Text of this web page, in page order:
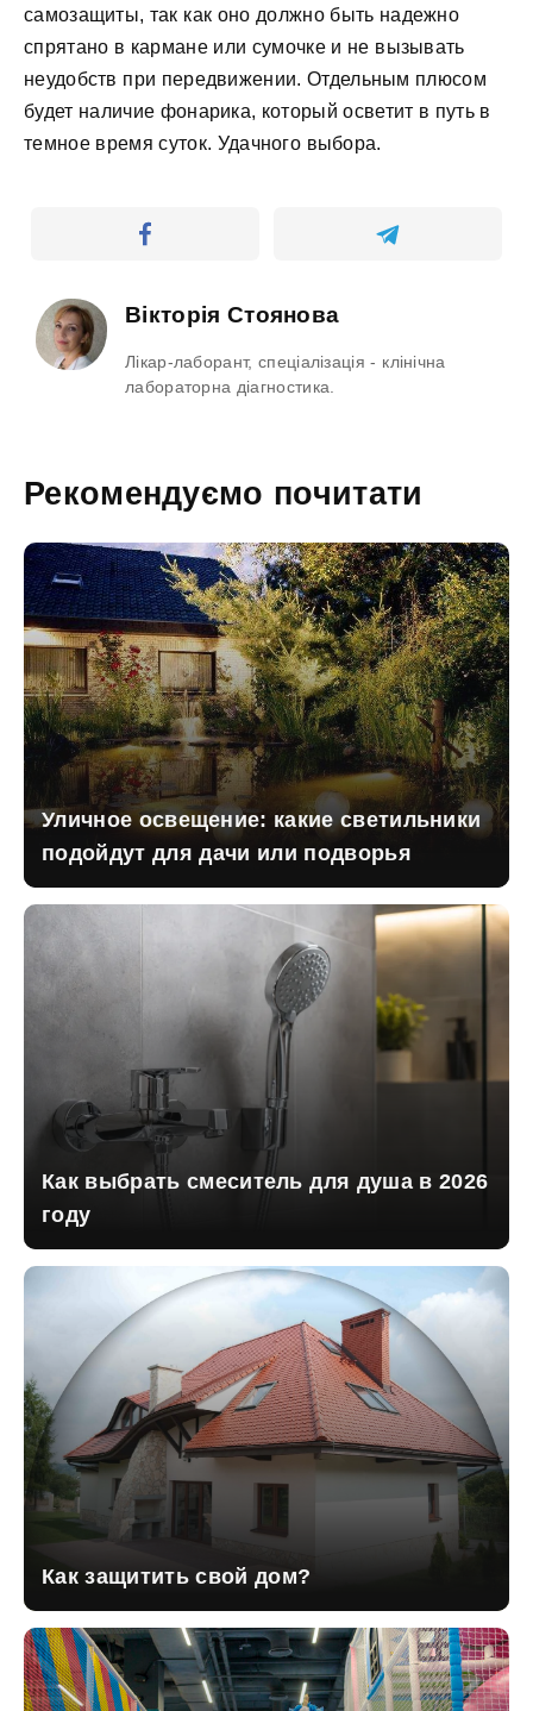
самозащиты, так как оно должно быть надежно
спрятано в кармане или сумочке и не вызывать
неудобств при передвижении. Отдельным плюсом
будет наличие фонарика, который осветит в путь в
темное время суток. Удачного выбора.
Вікторія Стоянова
Лікар-лаборант, спеціалізація - клінічна
лабораторна діагностика.
Рекомендуємо почитати
Уличное освещение: какие светильники
подойдут для дачи или подворья
Как выбрать смеситель для душа в 2026
году
Как защитить свой дом?